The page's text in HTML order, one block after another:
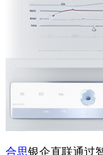
合思银企直联通过